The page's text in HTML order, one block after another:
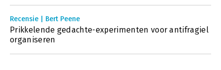
Recensie | Bert Peene
Prikkelende gedachte-experimenten voor antifragiel
organiseren